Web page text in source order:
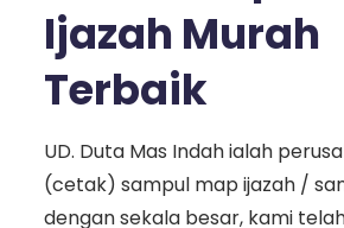
Ijazah Murah
Terbaik
UD. Duta Mas Indah ialah
(cetak) sampul map ijazah /
dengan sekala besar, kami